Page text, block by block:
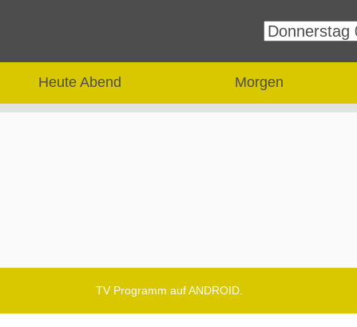
Heute Abend Morgen
TV Programm auf ANDROID.